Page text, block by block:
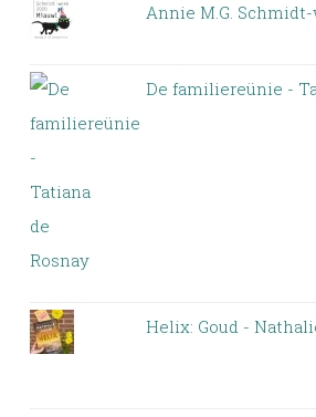
Annie M.G.
De familiereünie -
Helix: Goud -